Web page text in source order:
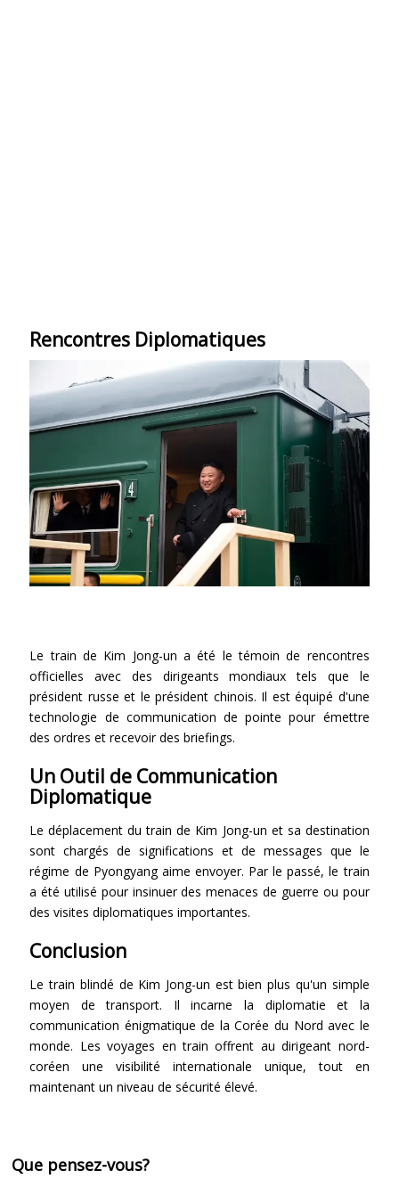
Rencontres Diplomatiques
Le train de Kim Jong-un a été le témoin de rencontres
officielles avec des dirigeants mondiaux tels que le
président russe et le président chinois. Il est équipé d'une
technologie de communication de pointe pour émettre
des ordres et recevoir des briefings.
Un Outil de Communication
Diplomatique
Le déplacement du train de Kim Jong-un et sa destination
sont chargés de significations et de messages que le
régime de Pyongyang aime envoyer. Par le passé, le train
a été utilisé pour insinuer des menaces de guerre ou pour
des visites diplomatiques importantes.
Conclusion
Le train blindé de Kim Jong-un est bien plus qu'un simple
moyen de transport. Il incarne la diplomatie et la
communication énigmatique de la Corée du Nord avec le
monde. Les voyages en train offrent au dirigeant nord-
coréen une visibilité internationale unique, tout en
maintenant un niveau de sécurité élevé.
Que pensez-vous?